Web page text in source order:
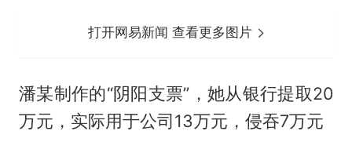
打开网易新闻 查看更多图片
潘某制作的“阴阳支票”，她从银行提取20
万元，实际用于公司13万元，侵吞7万元